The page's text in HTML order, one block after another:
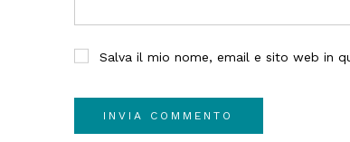
Salva il mio nome, email e sito web in